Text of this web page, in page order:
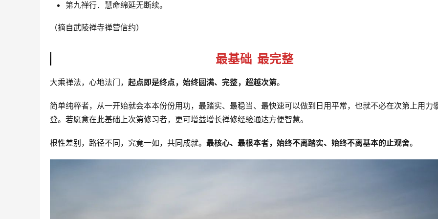
第九禅行．慧命绵延无断续。
（摘自武陵禅寺禅营信约）
最基础 最完整
大乘禅法，心地法门， 起点即是终点，始终圆满、完整，超越次第。
简单纯粹者，从一开始就会本本份份用功，最踏实、最稳当、最快速可以做到日用平常，也就不必在次第上用力
登。若愿意在此基础上次第修习者，更可增益增长禅修经验通达方便智慧。
根性差别，路径不同，究竟一如，共同成就。 最核心、最根本者，始终不离踏实、始终不离基本的止观舍。